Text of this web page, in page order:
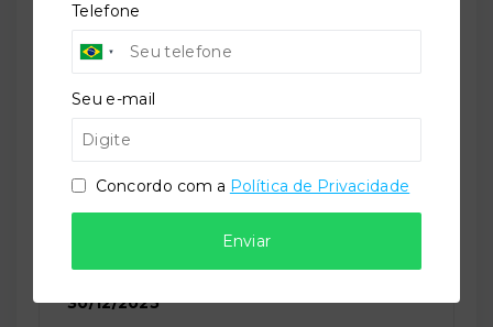
Perfil:
Residencial
Situação:
Novo
Previsão de entrega:
30/12/2025
Telefone
Seu e-mail
Concordo com a Política de Privacidade
Enviar